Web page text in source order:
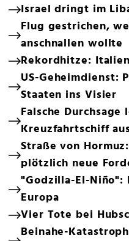
Israel dringt im
Flug gestrichen,
anschnallen wollte
Rekordhitze:
US-Geheimdienst:
Staaten ins Visier
Falsche
Kreuzfahrtschiff
Straße von
plötzlich neue
"Godzilla-El-
Europa
Vier Tote bei
Beinahe-